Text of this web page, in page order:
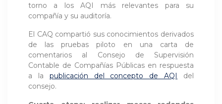
torno a los AQI más relevantes para su
compañía y su auditoría.
El CAQ compartió sus conocimientos derivados
de las pruebas piloto en una carta de
comentarios al Consejo de Supervisión
Contable de Compañías Públicas en respuesta
a la publicación del concepto de AQI
del
consejo.